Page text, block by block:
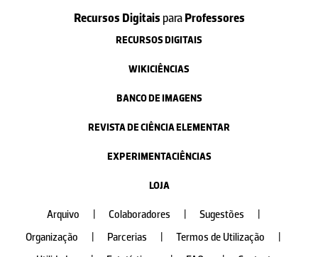
Recursos Digitais paraProfessores
RECURSOS DIGITAIS
WIKICIÊNCIAS
BANCO DE IMAGENS
REVISTA DE CIÊNCIA ELEMENTAR
EXPERIMENTACIÊNCIAS
LOJA
Arquivo Colaboradores Sugestões
Organização
Parcerias Termos de Utilização